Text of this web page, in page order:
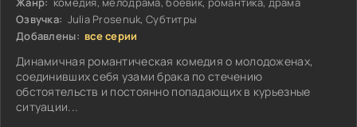
Озвучка: Julia Prosenuk, Субтитры
Добавлены: все серии
Динамичная романтическая комедия о молодоженах,
соединивших себя узами брака по стечению
обстоятельств и постоянно попадающих в курьезные
ситуации...